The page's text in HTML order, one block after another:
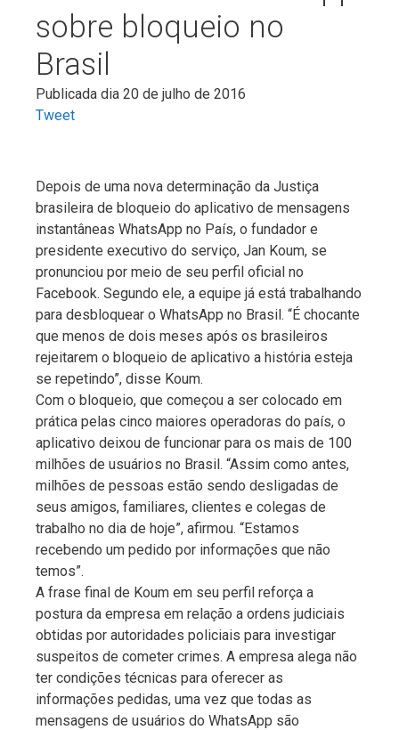
sobre bloqueio no
Brasil
Publicada dia 20 de julho de 2016
Tweet
Depois de uma nova determinação da Justiça
brasileira de bloqueio do aplicativo de mensagens
instantâneas WhatsApp no País, o fundador e
presidente executivo do serviço, Jan Koum, se
pronunciou por meio de seu perfil oficial no
Facebook. Segundo ele, a equipe já está trabalhando
para desbloquear o WhatsApp no Brasil. “É chocante
que menos de dois meses após os brasileiros
rejeitarem o bloqueio de aplicativo a história esteja
se repetindo”, disse Koum.
Com o bloqueio, que começou a ser colocado em
prática pelas cinco maiores operadoras do país, o
aplicativo deixou de funcionar para os mais de 100
milhões de usuários no Brasil. “Assim como antes,
milhões de pessoas estão sendo desligadas de
seus amigos, familiares, clientes e colegas de
trabalho no dia de hoje”, afirmou. “Estamos
recebendo um pedido por informações que não
temos”.
A frase final de Koum em seu perfil reforça a
postura da empresa em relação a ordens judiciais
obtidas por autoridades policiais para investigar
suspeitos de cometer crimes. A empresa alega não
ter condições técnicas para oferecer as
informações pedidas, uma vez que todas as
mensagens de usuários do WhatsApp são